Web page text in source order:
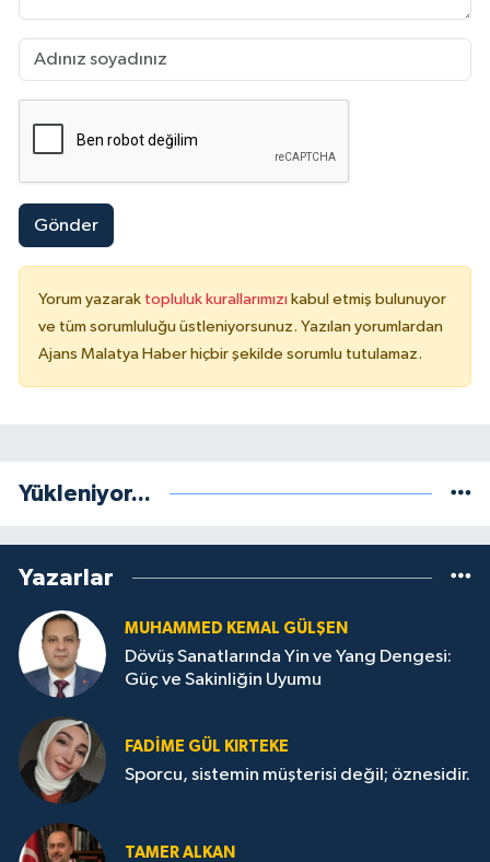
Gönder
Yorum yazarak topluluk kurallarımızı kabul etmiş bulunuyor
ve tüm sorumluluğu üstleniyorsunuz. Yazılan yorumlardan
Ajans Malatya Haber hiçbir şekilde sorumlu tutulamaz.
Yükleniyor...
Yazarlar
MUHAMMED KEMAL GÜLŞEN
Dövüş Sanatlarında Yin ve Yang Dengesi:
Güç ve Sakinliğin Uyumu
FADIME GÜL KIRTEKE
Sporcu, sistemin müşterisi değil; öznesidir.
TAMER ALKAN